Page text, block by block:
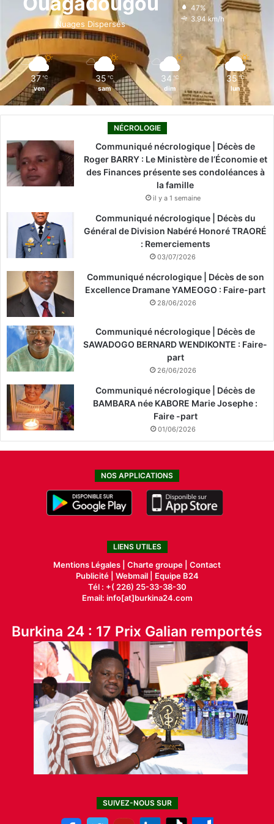
o
k
i
n
r
Nuages Dispersés
47%
3.94 km/h
37 ℃
ven
35 ℃
sam
34 ℃
dim
35 ℃
lun
NÉCROLOGIE
Communiqué nécrologique | Décès de
Roger BARRY : Le Ministère de l’Économie et
des Finances présente ses condoléances à
la famille
il y a 1 semaine
Communiqué nécrologique | Décès du
Général de Division Nabéré Honoré TRAORÉ
: Remerciements
03/07/2026
Communiqué nécrologique | Décès de son
Excellence Dramane YAMEOGO : Faire-part
28/06/2026
Communiqué nécrologique | Décès de
SAWADOGO BERNARD WENDIKONTE : Faire-
part
26/06/2026
Communiqué nécrologique | Décès de
BAMBARA née KABORE Marie Josephe :
Faire -part
01/06/2026
NOS APPLICATIONS
LIENS UTILES
Mentions Légales | Charte groupe | Contact
Publicité| Webmail |
Equipe B24
Tél : +( 226) 25-33-38-30
Email: info[at]burkina24.com
Burkina 24 : 17 Prix Galian remportés
SUIVEZ-NOUS SUR